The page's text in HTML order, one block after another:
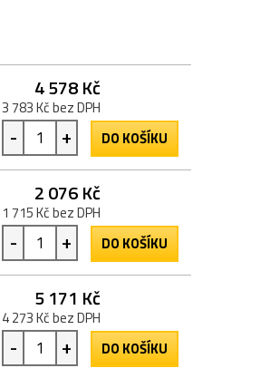
4 578 Kč
3 783 Kč bez DPH
- + DO KOŠÍKU
2 076 Kč
1 715 Kč bez DPH
- + DO KOŠÍKU
5 171 Kč
4 273 Kč bez DPH
- + DO KOŠÍKU